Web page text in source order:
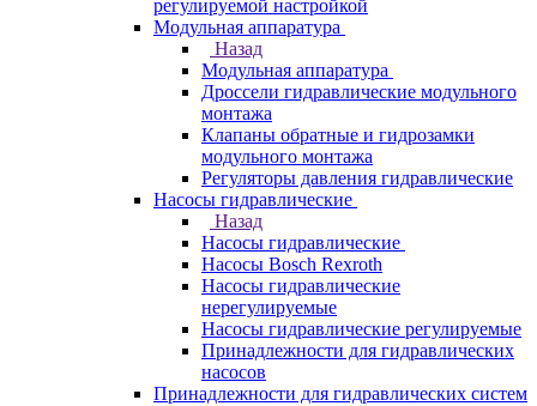
регулируемой настройкой
Модульная аппаратура
Назад
Модульная аппаратура
Дроссели гидравлические модульного
монтажа
Клапаны обратные и гидрозамки
модульного монтажа
Регуляторы давления гидравлические
Насосы гидравлические
Назад
Насосы гидравлические
Насосы Bosch Rexroth
Насосы гидравлические
нерегулируемые
Насосы гидравлические регулируемые
Принадлежности для гидравлических
насосов
Принадлежности для гидравлических систем